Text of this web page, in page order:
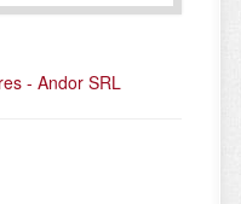
- Andor SRL